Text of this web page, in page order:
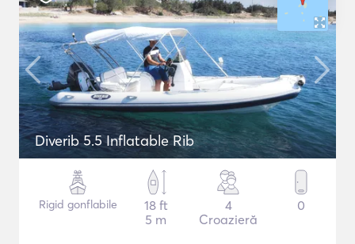
Diverib 5.5 Inflatable Rib
Rigid gonflabile
18 ft
5 m
4
Croazieră
0